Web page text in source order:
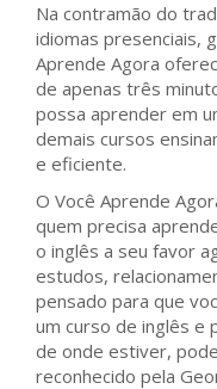
Na contramão do
idiomas presenciais,
Aprende Agora
de apenas três
possa aprender em
demais cursos
e eficiente.
O Você Aprende
quem precisa
o inglês a seu favor
estudos,
pensado para que
um curso de inglês e
de onde estiver,
reconhecido pela